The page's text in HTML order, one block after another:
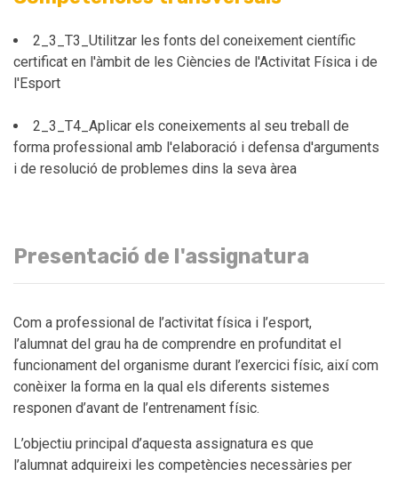
2_3_T3_Utilitzar les fonts del coneixement científic
certificat en l'àmbit de les Ciències de l'Activitat Física i de
l'Esport
2_3_T4_Aplicar els coneixements al seu treball de
forma professional amb l'elaboració i defensa d'arguments
i de resolució de problemes dins la seva àrea
Presentació de l'assignatura
Com a professional de l’activitat física i l’esport,
l’alumnat del grau ha de comprendre en profunditat el
funcionament del organisme durant l’exercici físic, així com
conèixer la forma en la qual els diferents sistemes
responen d’avant de l’entrenament físic.
L’objectiu principal d’aquesta assignatura es que
l’alumnat adquireixi les competències necessàries per